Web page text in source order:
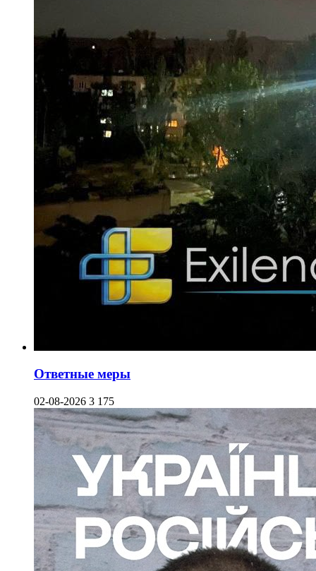
Ответные меры
02-08-2026 3 175